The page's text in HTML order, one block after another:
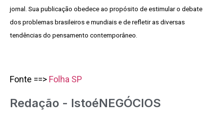
jornal. Sua publicação obedece ao propósito de estimular o debate
dos problemas brasileiros e mundiais e de refletir as diversas
tendências do pensamento contemporâneo.
Fonte ==> Folha SP
Redação - IstoéNEGÓCIOS